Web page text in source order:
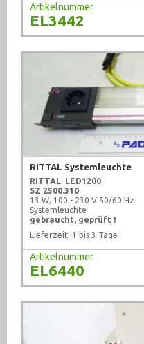
Artikelnummer
EL3442
RITTAL Systemleuchte
RITTAL LED1200
SZ 2500.310
13 W, 100 - 230 V 50/60 Hz
Systemleuchte
gebraucht, geprüft !
Lieferzeit: 1 bis 3 Tage
Artikelnummer
EL6440